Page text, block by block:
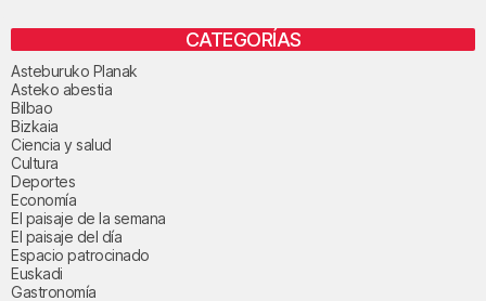
CATEGORÍAS
Asteburuko Planak
Asteko abestia
Bilbao
Bizkaia
Ciencia y salud
Cultura
Deportes
Economía
El paisaje de la semana
El paisaje del día
Espacio patrocinado
Euskadi
Gastronomía